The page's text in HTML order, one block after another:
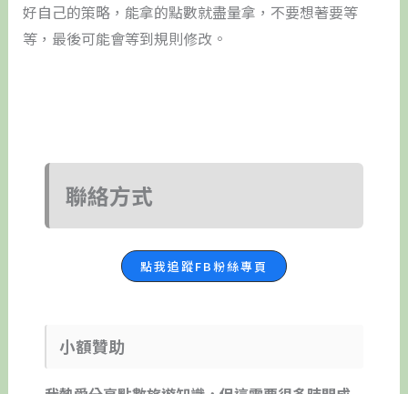
好自己的策略，能拿的點數就盡量拿，不要想著要等
等，最後可能會等到規則修改。
聯絡方式
點我追蹤FB粉絲專頁
小額贊助